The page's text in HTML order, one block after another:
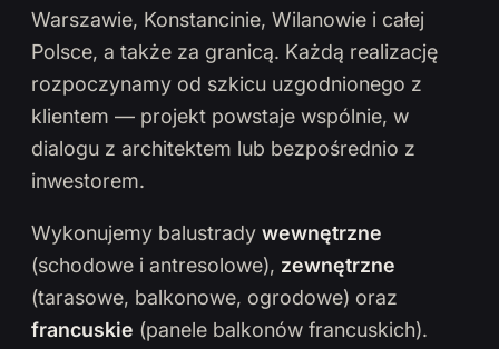
Warszawie, Konstancinie, Wilanowie i całej
Polsce, a także za granicą. Każdą realizację
rozpoczynamy od szkicu uzgodnionego z
klientem — projekt powstaje wspólnie, w
dialogu z architektem lub bezpośrednio z
inwestorem.
Wykonujemy balustrady wewnętrzne
(schodowe i antresolowe), zewnętrzne
(tarasowe, balkonowe, ogrodowe) oraz
francuskie (panele balkonów francuskich).